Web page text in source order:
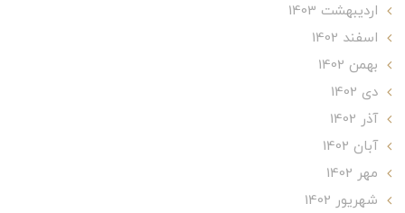
ارديبهشت 1403
اسفند 1402
بهمن 1402
دی 1402
آذر 1402
آبان 1402
مهر 1402
شهریور 1402